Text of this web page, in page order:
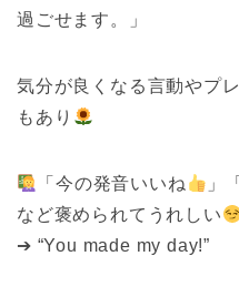
過ごせます。」
気分が良くなる言動やプ
もあり
「今の発音いいね
」
など褒められてうれしい
➔ “You made my day!”